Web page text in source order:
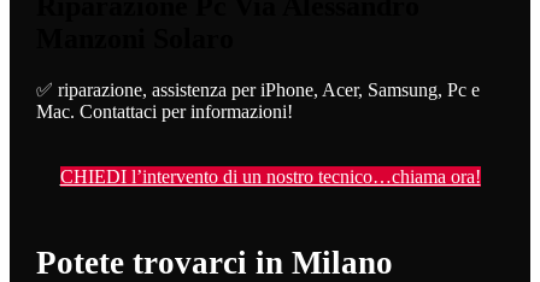
✅ riparazione, assistenza per iPhone, Acer, Samsung, Pc e
Mac. Contattaci per informazioni!
CHIEDI l’intervento di un nostro tecnico…chiama ora!
Potete trovarci in Milano